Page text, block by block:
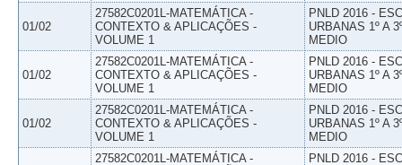
01/02
27582C0201L-MATEMÁTICA -
CONTEXTO & APLICAÇÕES -
VOLUME 1
PNLD 2016 -
URBANAS 1º A
MEDIO
01/02
27582C0201L-MATEMÁTICA -
CONTEXTO & APLICAÇÕES -
VOLUME 1
PNLD 2016 -
URBANAS 1º A
MEDIO
01/02
27582C0201L-MATEMÁTICA -
CONTEXTO & APLICAÇÕES -
VOLUME 1
PNLD 2016 -
URBANAS 1º A
MEDIO
27582C0201L-MATEMÁTICA -
PNLD 2016 -